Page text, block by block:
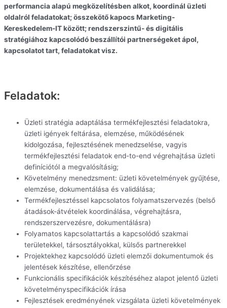
performancia alapú megközelítésben alkot, koordinál üzleti
oldalról feladatokat; összekötő kapocs Marketing-
Kereskedelem-IT között; rendszerszintű- és digitális
stratégiához kapcsolódó beszállítói partnerségeket ápol,
kapcsolatot tart, feladatokat visz.
Feladatok:
Üzleti stratégia adaptálása termékfejlesztési feladatokra,
üzleti igények feltárása, elemzése, működésének
kidolgozása, fejlesztésének menedzselése, vagyis
termékfejlesztési feladatok end-to-end végrehajtása üzleti
definíciótól a megvalósításig;
Követelmény menedzsment: üzleti követelmények gyűjtése,
elemzése, dokumentálása és validálása;
Termékfejlesztéssel kapcsolatos folyamatszervezés (belső
átadások-átvételek koordinálása, végrehajtásra,
rendszerszervezésre, dokumentálásra)
Folyamatos kapcsolattartás a kapcsolódó szakmai
területekkel, társosztályokkal, külsős partnerekkel
Projektekhez kapcsolódó üzleti elemzői dokumentumok és
jelentések készítése, ellenőrzése
Funkcionális specifikációk készítéséhez alapot jelentő üzleti
követelményspecifikációk írása
Fejlesztések eredményének vizsgálata üzleti követelmények